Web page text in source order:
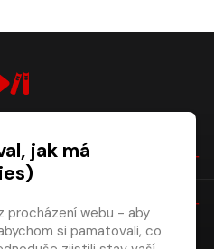
jak má
procházení webu - aby
si pamatovali, co